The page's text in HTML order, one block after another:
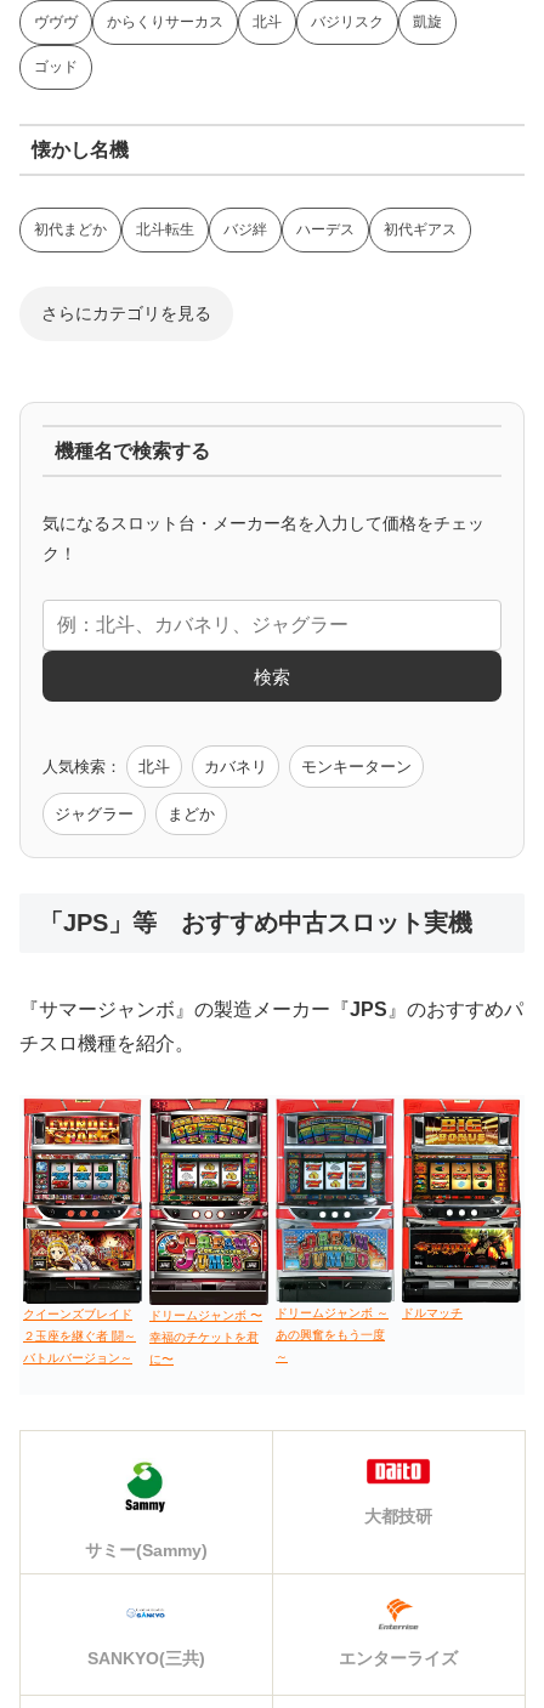
ヴヴヴ からくりサーカス 北斗 バジリスク 凱旋
ゴッド
懐かし名機
初代まどか 北斗転生 バジ絆 ハーデス 初代ギアス
さらにカテゴリを見る
マイジャグ ファンキー アイム ゴージャグ ハッピー
アニメタイアップ
エヴァ コードギアス 化物語 炎炎ノ消防隊
モンハン バイオ ペルソナ
機種名で検索する
気になるスロット台・メーカー名を入力して価格をチェッ
ク！
検索
人気検索： 北斗 カバネリ モンキーターン
ジャグラー まどか
「JPS」等 おすすめ中古スロット実機
『サマージャンボ』の製造メーカー『JPS 』のおすすめパ
チスロ機種を紹介。
クイーンズブレイド
２玉座を継ぐ者 闘～
バトルバージョン～
ドリームジャンボ 〜
幸福のチケットを君
に〜
ドリームジャンボ ～
あの興奮をもう一度
～
ドルマッチ
サミー(Sammy)
大都技研
SANKYO(三共) エンターライズ